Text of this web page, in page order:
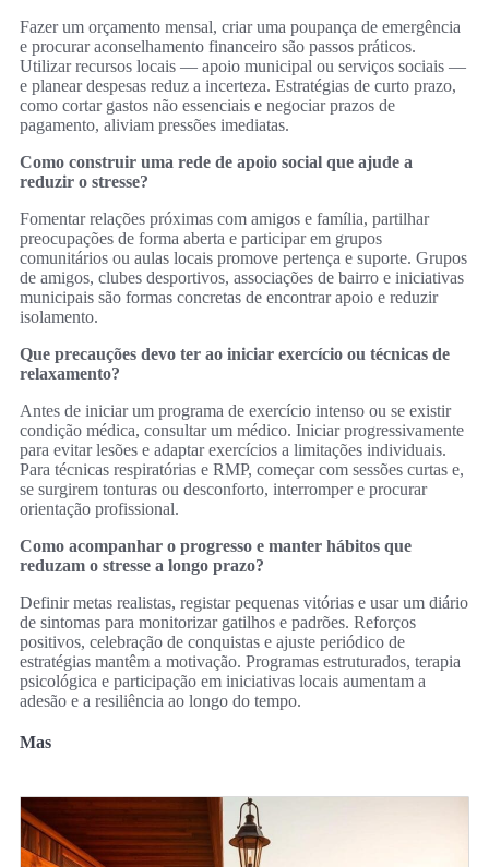
Fazer um orçamento mensal, criar uma poupança de emergência
e procurar aconselhamento financeiro são passos práticos.
Utilizar recursos locais — apoio municipal ou serviços sociais —
e planear despesas reduz a incerteza. Estratégias de curto prazo,
como cortar gastos não essenciais e negociar prazos de
pagamento, aliviam pressões imediatas.
Como construir uma rede de apoio social que ajude a
reduzir o stresse?
Fomentar relações próximas com amigos e família, partilhar
preocupações de forma aberta e participar em grupos
comunitários ou aulas locais promove pertença e suporte. Grupos
de amigos, clubes desportivos, associações de bairro e iniciativas
municipais são formas concretas de encontrar apoio e reduzir
isolamento.
Que precauções devo ter ao iniciar exercício ou técnicas de
relaxamento?
Antes de iniciar um programa de exercício intenso ou se existir
condição médica, consultar um médico. Iniciar progressivamente
para evitar lesões e adaptar exercícios a limitações individuais.
Para técnicas respiratórias e RMP, começar com sessões curtas e,
se surgirem tonturas ou desconforto, interromper e procurar
orientação profissional.
Como acompanhar o progresso e manter hábitos que
reduzam o stresse a longo prazo?
Definir metas realistas, registar pequenas vitórias e usar um diário
de sintomas para monitorizar gatilhos e padrões. Reforços
positivos, celebração de conquistas e ajuste periódico de
estratégias mantêm a motivação. Programas estruturados, terapia
psicológica e participação em iniciativas locais aumentam a
adesão e a resiliência ao longo do tempo.
Mas